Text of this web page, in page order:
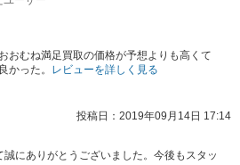
おおむね満足買取の価格が予想よりも高くて
良かった。 レビューを詳しく見る
投稿日：2019年09月14日 17:14
にありがとうございました。今後もスタッ